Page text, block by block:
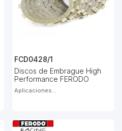
FCD0428/1
Discos de Embrague High
Performance FERODO
Aplicaciones...